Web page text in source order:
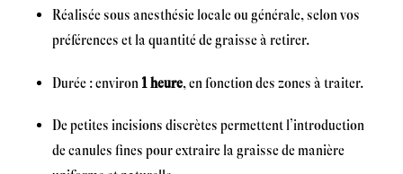
Réalisée sous anesthésie locale ou générale, selon vos
préférences et la quantité de graisse à retirer.
Durée : environ 1 heure, en fonction des zones à traiter.
De petites incisions discrètes permettent l’introduction
de canules fines pour extraire la graisse de manière